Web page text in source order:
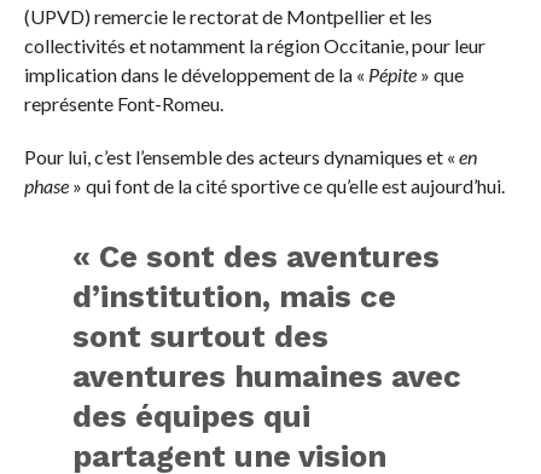
(UPVD) remercie le rectorat de Montpellier et les
collectivités et notamment la région Occitanie, pour leur
implication dans le développement de la « Pépite» que
représente Font-Romeu.
Pour lui, c’est l’ensemble des acteurs dynamiques et « en
phase» qui font de la cité sportive ce qu’elle est aujourd’hui.
« Ce sont des aventures
d’institution, mais ce
sont surtout des
aventures humaines avec
des équipes qui
partagent une vision